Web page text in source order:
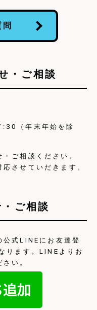
・ご相談
（年末年始を除
ご相談ください。
させていだきます。
ご相談
公式LINEにお友達登
ります。LINEよりお
い。